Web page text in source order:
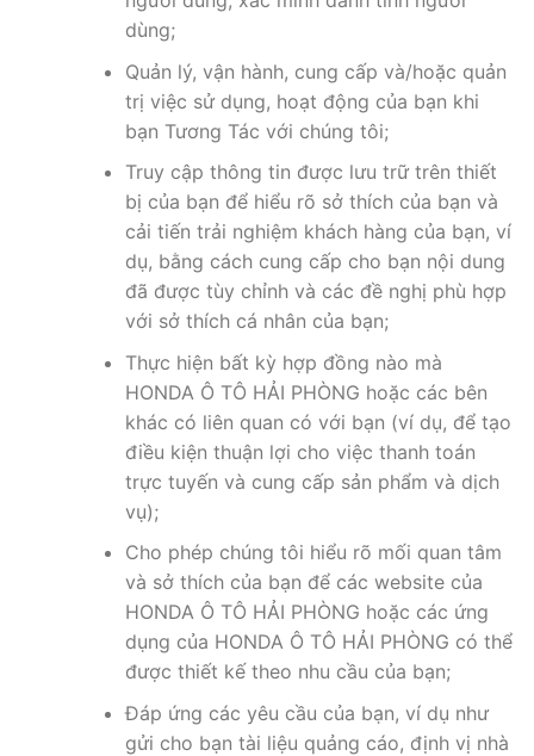
dùng;
Quản lý, vận hành, cung cấp và/hoặc quản
trị việc sử dụng, hoạt động của bạn khi
bạn Tương Tác với chúng tôi;
Truy cập thông tin được lưu trữ trên thiết
bị của bạn để hiểu rõ sở thích của bạn và
cải tiến trải nghiệm khách hàng của bạn, ví
dụ, bằng cách cung cấp cho bạn nội dung
đã được tùy chỉnh và các đề nghị phù hợp
với sở thích cá nhân của bạn;
Thực hiện bất kỳ hợp đồng nào mà
HONDA Ô TÔ HẢI PHÒNG hoặc các bên
khác có liên quan có với bạn (ví dụ, để tạo
điều kiện thuận lợi cho việc thanh toán
trực tuyến và cung cấp sản phẩm và dịch
vụ);
Cho phép chúng tôi hiểu rõ mối quan tâm
và sở thích của bạn để các website của
HONDA Ô TÔ HẢI PHÒNG hoặc các ứng
dụng của HONDA Ô TÔ HẢI PHÒNG có thể
được thiết kế theo nhu cầu của bạn;
Đáp ứng các yêu cầu của bạn, ví dụ như
gửi cho bạn tài liệu quảng cáo, định vị nhà